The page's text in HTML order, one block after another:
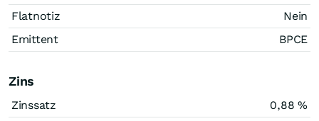
Flatnotiz
Nein
Emittent
BPCE
Zins
Zinssatz 0,88 %